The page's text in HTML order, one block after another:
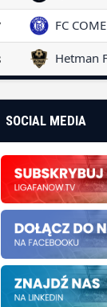
FC
Hetman
SOCIAL MEDIA